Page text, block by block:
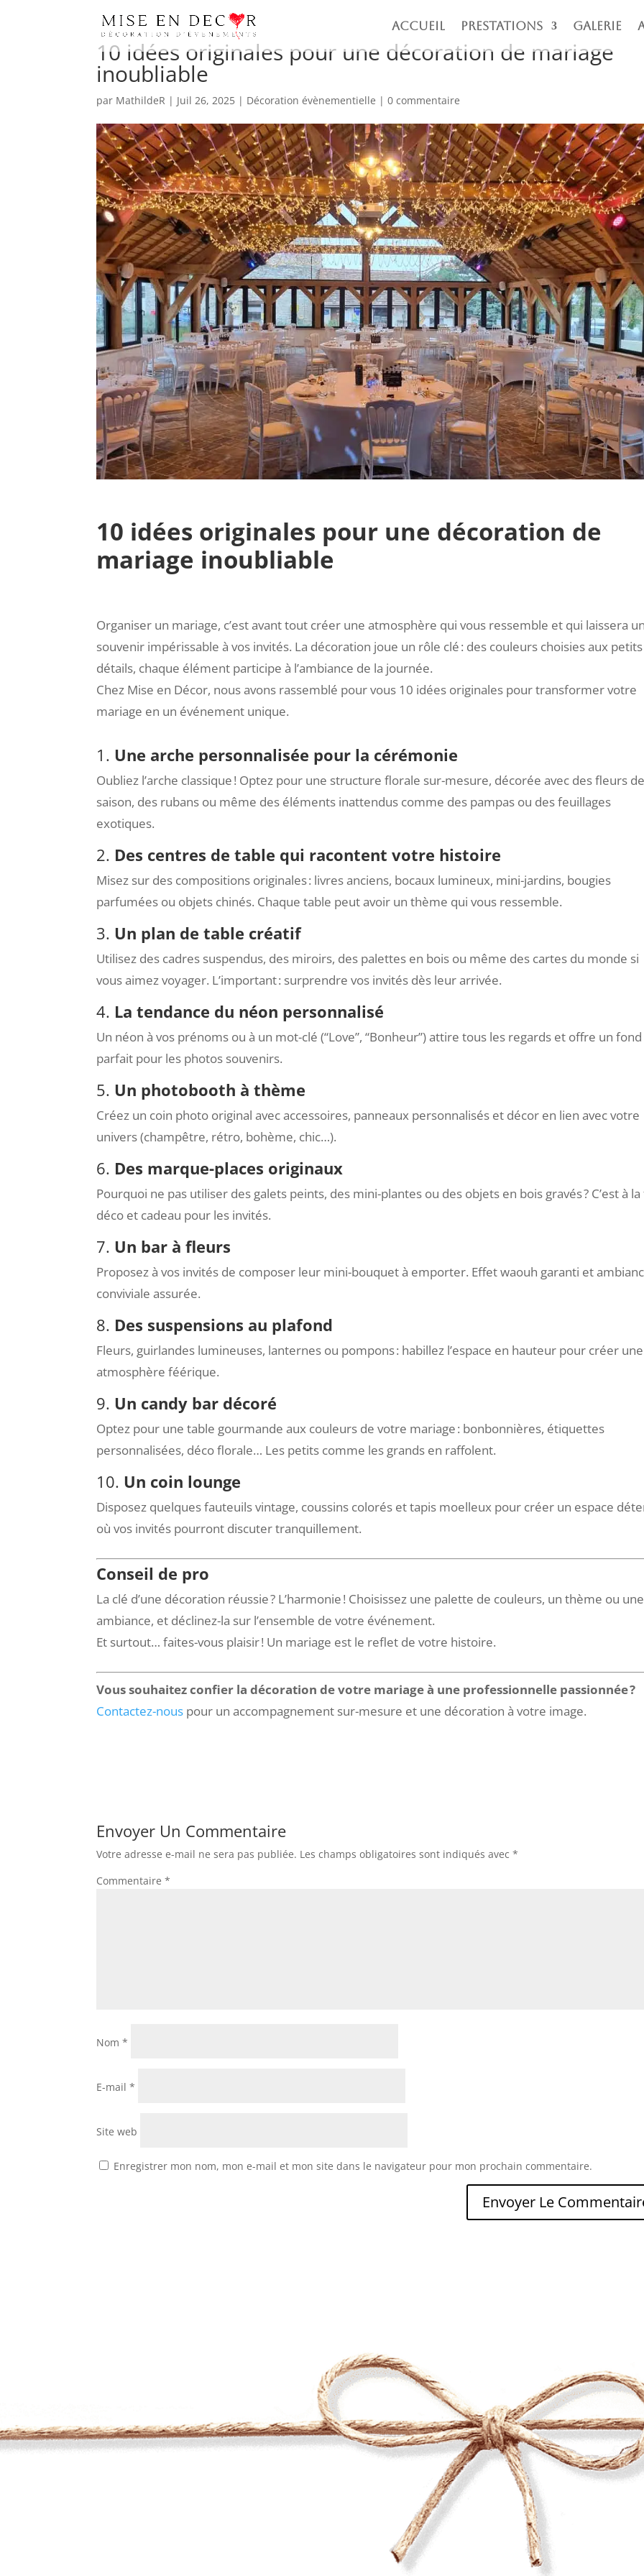
Accueil Prestations Galerie
10 idées originales pour une décoration de mariage
inoubliable
par MathildeR | Juil 26, 2025 | Décoration évènementielle |0 commentaire
10 idées originales pour une décoration de
mariage inoubliable
Organiser un mariage, c’est avant tout créer une atmosphère qui vous ressemble et qui laissera
souvenir impérissable à vos invités. La décoration joue un rôle clé : des couleurs choisies aux petits
détails, chaque élément participe à l’ambiance de la journée.
Chez Mise en Décor, nous avons rassemblé pour vous 10 idées originales pour transformer votre
mariage en un événement unique.
1. Une arche personnalisée pour la cérémonie
Oubliez l’arche classique ! Optez pour une structure florale sur-mesure, décorée avec des fleurs
saison, des rubans ou même des éléments inattendus comme des pampas ou des feuillages
exotiques.
2. Des centres de table qui racontent votre histoire
Misez sur des compositions originales : livres anciens, bocaux lumineux, mini-jardins, bougies
parfumées ou objets chinés. Chaque table peut avoir un thème qui vous ressemble.
3. Un plan de table créatif
Utilisez des cadres suspendus, des miroirs, des palettes en bois ou même des cartes du monde si
vous aimez voyager. L’important : surprendre vos invités dès leur arrivée.
4. La tendance du néon personnalisé
Un néon à vos prénoms ou à un mot-clé (“Love”, “Bonheur”) attire tous les regards et offre un fond
parfait pour les photos souvenirs.
5. Un photobooth à thème
Créez un coin photo original avec accessoires, panneaux personnalisés et décor en lien avec votre
univers (champêtre, rétro, bohème, chic…).
6. Des marque-places originaux
Pourquoi ne pas utiliser des galets peints, des mini-plantes ou des objets en bois gravés ? C’est à
déco et cadeau pour les invités.
7. Un bar à fleurs
Proposez à vos invités de composer leur mini-bouquet à emporter. Effet waouh garanti et
conviviale assurée.
8. Des suspensions au plafond
Fleurs, guirlandes lumineuses, lanternes ou pompons : habillez l’espace en hauteur pour créer une
atmosphère féérique.
9. Un candy bar décoré
Optez pour une table gourmande aux couleurs de votre mariage : bonbonnières, étiquettes
personnalisées, déco florale… Les petits comme les grands en raffolent.
10. Un coin lounge
Disposez quelques fauteuils vintage, coussins colorés et tapis moelleux pour créer un espace
où vos invités pourront discuter tranquillement.
Conseil de pro
La clé d’une décoration réussie ? L’harmonie ! Choisissez une palette de couleurs, un thème ou une
ambiance, et déclinez-la sur l’ensemble de votre événement.
Et surtout… faites-vous plaisir ! Un mariage est le reflet de votre histoire.
Vous souhaitez confier la décoration de votre mariage à une professionnelle passionnée ?
Contactez-nous pour un accompagnement sur-mesure et une décoration à votre image.
Envoyer Un Commentaire
Votre adresse e-mail ne sera pas publiée. Les champs obligatoires sont indiqués avec*
Commentaire*
Nom*
E-mail*
Site web
Enregistrer mon nom, mon e-mail et mon site dans le navigateur pour mon prochain commentaire.